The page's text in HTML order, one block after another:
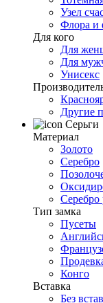
Узел
Флора и
Для кого
Для
Для
Унисекс
Другие
Серьги
Материал
Золото
Серебро
Серебро
Тип замка
Пусеты
Конго
Вставка
Без